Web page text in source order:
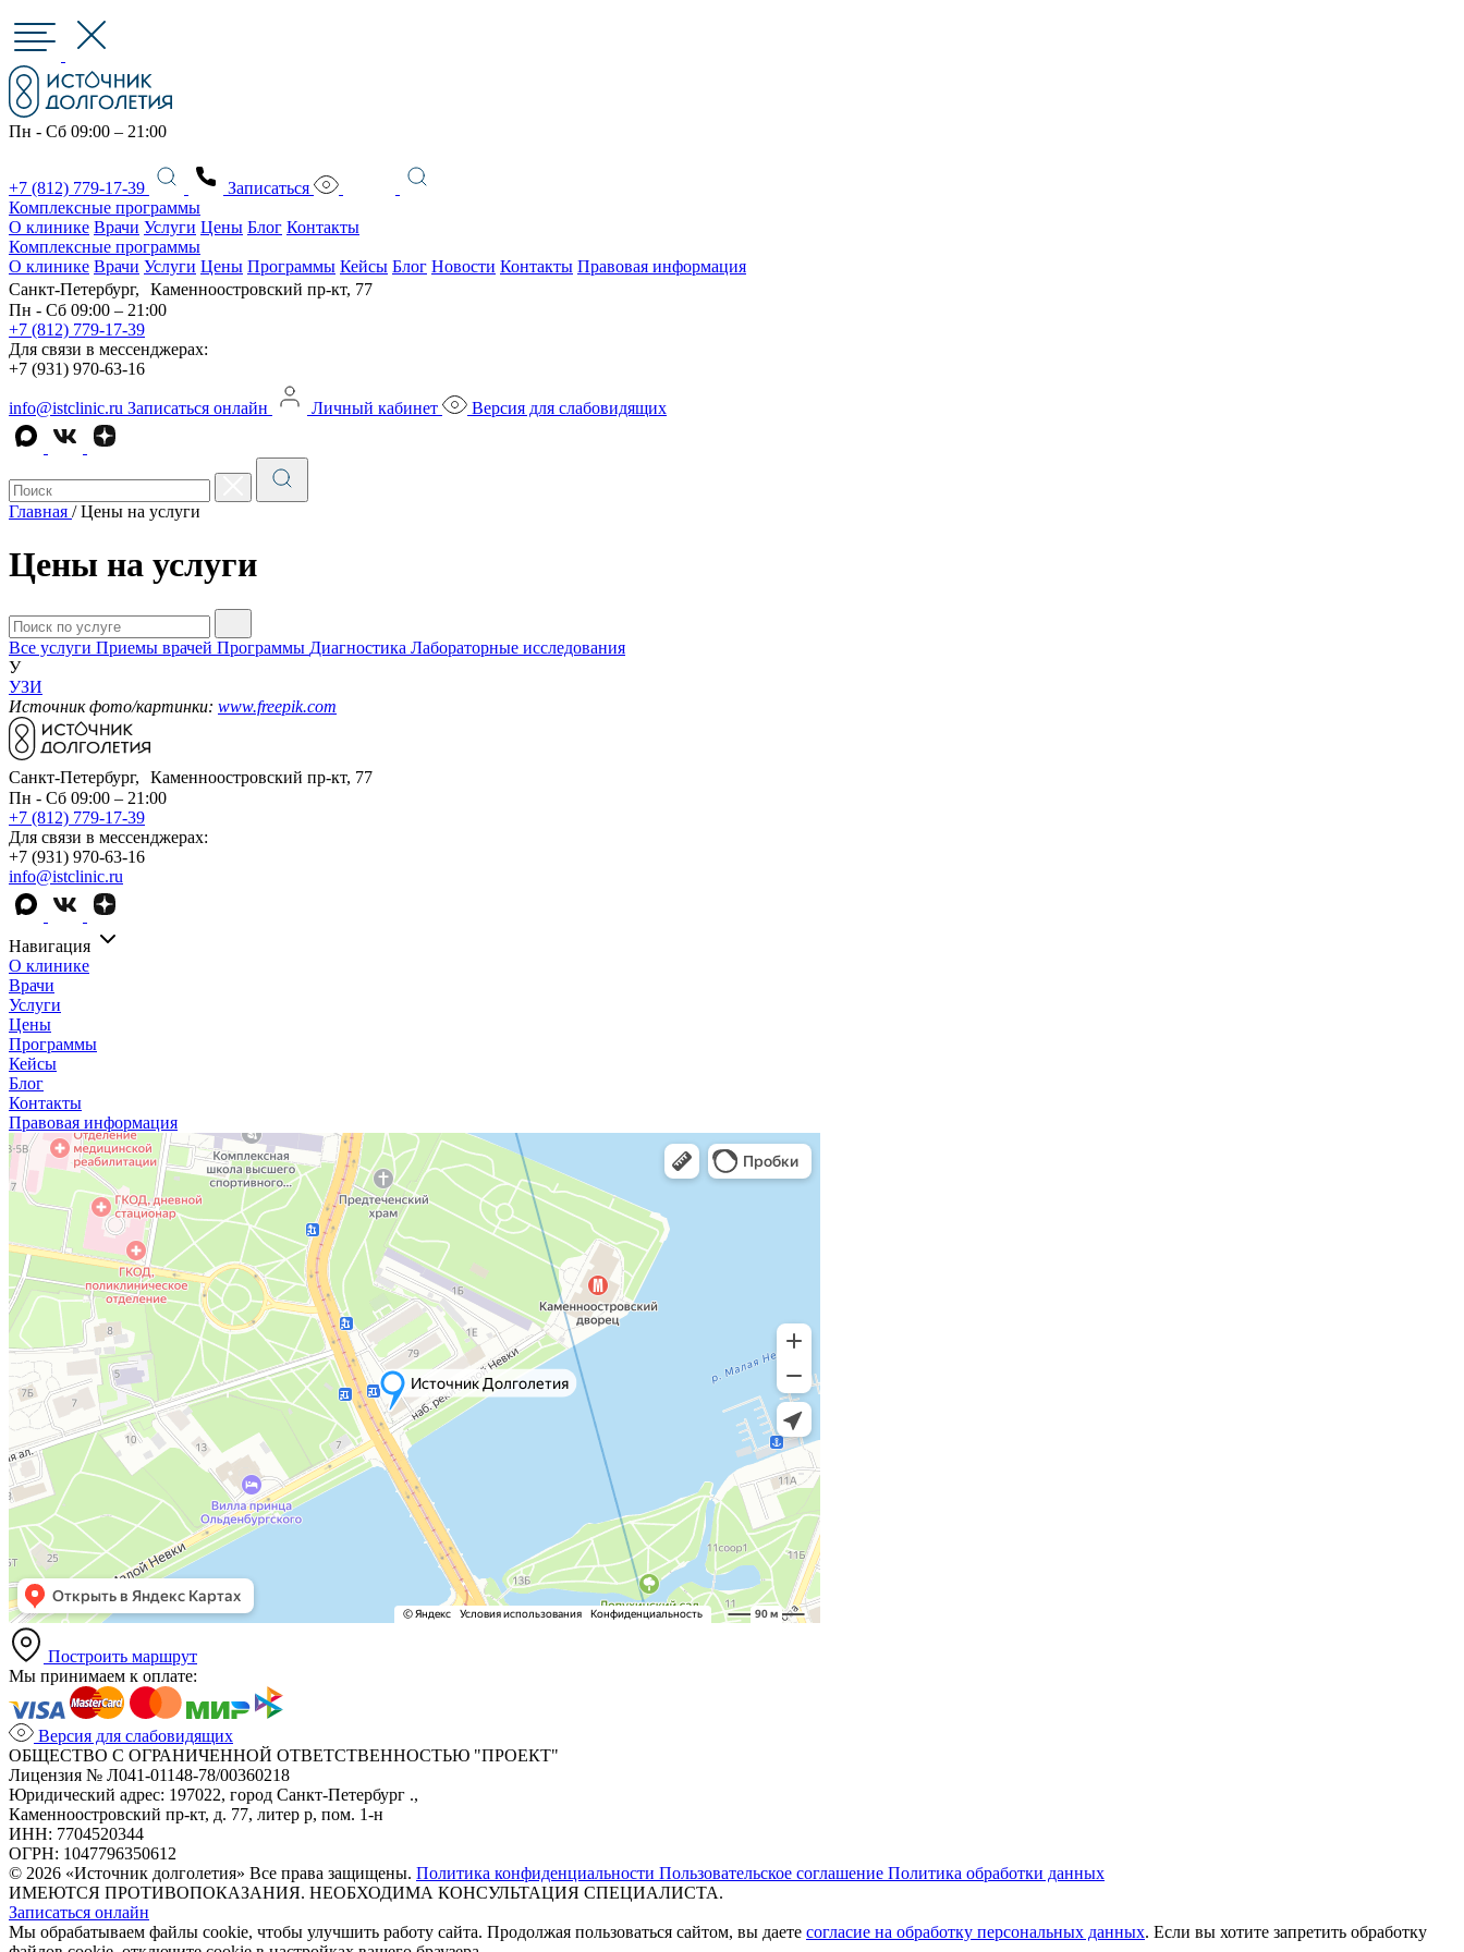
Пн - Сб 09:00 – 21:00
+7 (812) 779-17-39
Записаться
Комплексные программы
О клинике Врачи Услуги Цены Блог Контакты
Комплексные программы
О клинике Врачи Услуги Цены Программы Кейсы Блог Новости Контакты Правовая информация
Санкт-Петербург, Каменноостровский пр-кт, 77
Пн - Сб 09:00 – 21:00
+7 (812) 779-17-39
Для связи в мессенджерах:
+7 (931) 970-63-16
info@istclinic.ru Записаться онлайн Личный кабинет Версия для слабовидящих
Главная / Цены на услуги
Цены на услуги
Все услуги Приемы врачей Программы Диагностика Лабораторные исследования
У
УЗИ
Источник фото/картинки: www.freepik.com
Санкт-Петербург, Каменноостровский пр-кт, 77
Пн - Сб 09:00 – 21:00
+7 (812) 779-17-39
Для связи в мессенджерах:
+7 (931) 970-63-16
info@istclinic.ru
Навигация
О клинике
Врачи
Услуги
Цены
Программы
Кейсы
Блог
Контакты
Правовая информация
Построить маршрут
Мы принимаем к оплате:
Версия для слабовидящих
ОБЩЕСТВО С ОГРАНИЧЕННОЙ ОТВЕТСТВЕННОСТЬЮ "ПРОЕКТ"
Лицензия № Л041-01148-78/00360218
Юридический адрес: 197022, город Санкт-Петербург .,
Каменноостровский пр-кт, д. 77, литер р, пом. 1-н
ИНН: 7704520344
ОГРН: 1047796350612
© 2026 «Источник долголетия» Все права защищены. Политика конфиденциальности Пользовательское соглашение Политика обработки данных
ИМЕЮТСЯ ПРОТИВОПОКАЗАНИЯ. НЕОБХОДИМА КОНСУЛЬТАЦИЯ СПЕЦИАЛИСТА.
Записаться онлайн
Мы обрабатываем файлы cookie, чтобы улучшить работу сайта. Продолжая пользоваться сайтом, вы даете согласие на обработку персональных данных. Если вы хотите запретить обработку